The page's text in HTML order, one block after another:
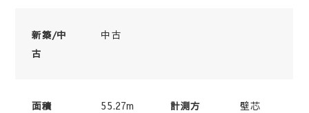
新築/中
古
中古
面積
55.27m
計測方
壁芯